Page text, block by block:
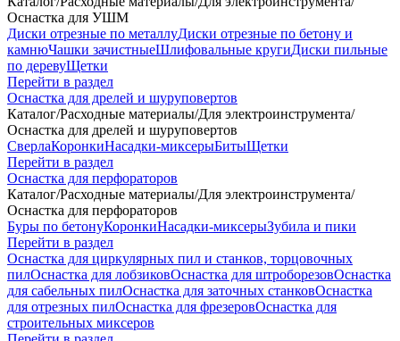
Оснастка для УШМ
Диски отрезные по металлуДиски отрезные по бетону и
камнюЧашки зачистныеШлифовальные кругиДиски пильные
по деревуЩетки
Перейти в раздел
Оснастка для дрелей и шуруповертов
Каталог/Расходные материалы/Для электроинструмента/
Оснастка для дрелей и шуруповертов
СверлаКоронкиНасадки-миксерыБитыЩетки
Перейти в раздел
Оснастка для перфораторов
Каталог/Расходные материалы/Для электроинструмента/
Оснастка для перфораторов
Буры по бетонуКоронкиНасадки-миксерыЗубила и пики
Перейти в раздел
Оснастка для циркулярных пил и станков, торцовочных
пилОснастка для лобзиковОснастка для штроборезовОснастка
для сабельных пилОснастка для заточных станковОснастка
для отрезных пилОснастка для фрезеровОснастка для
строительных миксеров